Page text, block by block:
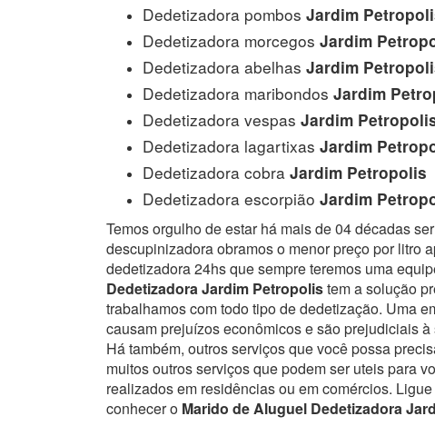
Dedetizadora pombos Jardim
Dedetizadora morcegos Jardim
Dedetizadora abelhas Jardim
Dedetizadora maribondos Jardim
Dedetizadora vespas Jardim
Dedetizadora lagartixas Jardim
Dedetizadora cobra Jardim Petropolis
Dedetizadora escorpião Jardim
Temos orgulho de estar há mais de 04 décadas
descupinizadora obramos o menor preço por litro
dedetizadora 24hs que sempre teremos uma
Dedetizadora Jardim Petropolistem a solução
trabalhamos com todo tipo de dedetização. Uma
causam prejuízos econômicos e são prejudiciais à
Há também, outros serviços que você possa
muitos outros serviços que podem ser uteis para
realizados em residências ou em comércios.
conhecer o Marido de Aluguel Dedetizadora